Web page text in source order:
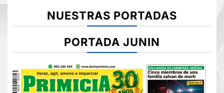
NUESTRAS PORTADAS
PORTADA JUNIN